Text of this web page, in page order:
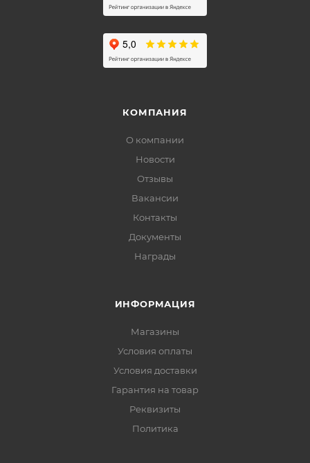
КОМПАНИЯ
О компании
Новости
Отзывы
Вакансии
Контакты
Документы
Награды
ИНФОРМАЦИЯ
Магазины
Условия оплаты
Условия доставки
Гарантия на товар
Реквизиты
Политика